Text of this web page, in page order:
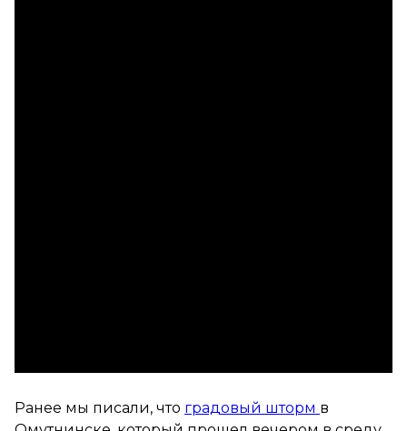
Ранее мы писали, что градовый шторм в